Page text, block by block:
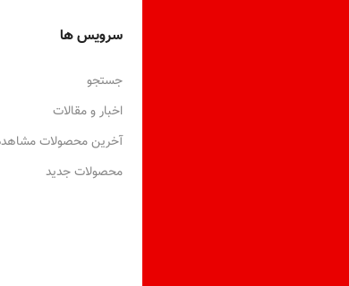
سرویس ها
جستجو
اخبار و مقالات
آخرین محصولات
محصولات جدید